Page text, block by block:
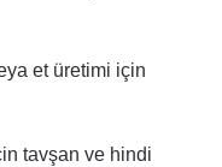
et üretimi için
tavşan ve hindi